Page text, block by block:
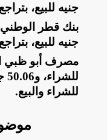
جنيه للبيع، بتراجع 7 قروش للشراء والبيع
جنيه للبيع، بتراجع 4 قروش للشراء
للشراء والبيع.